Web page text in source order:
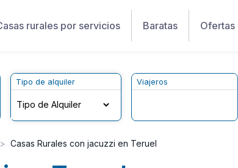
rurales por servicios Baratas Ofertas
Tipo de alquiler Viajeros
Casas Rurales con jacuzzi en Teruel